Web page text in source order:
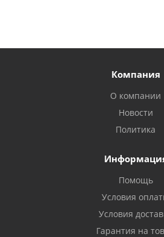
Компания
О компании
Новости
Политика
Помощь
Условия
Условия
Гарантия на